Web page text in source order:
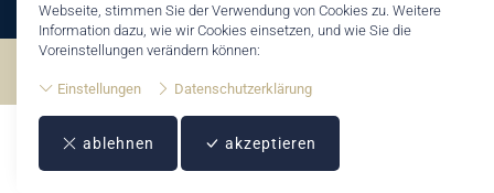
Webseite, stimmen Sie der Verwendung von Cookies zu. Weitere
Information dazu, wie wir Cookies einsetzen, und wie Sie die
Voreinstellungen verändern können:
Einstellungen Datenschutzerklärung
ablehnen akzeptieren